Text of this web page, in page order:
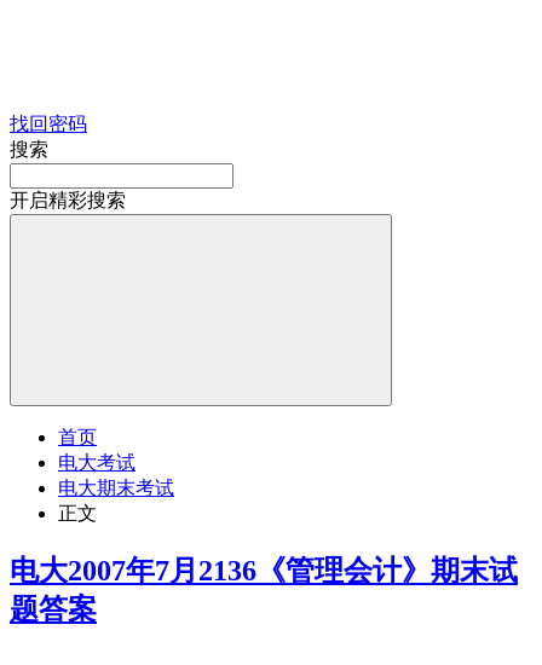
找回密码
搜索
开启精彩搜索
首页
电大考试
电大期末考试
正文
电大2007年7月2136《管理会计》期末试
题答案